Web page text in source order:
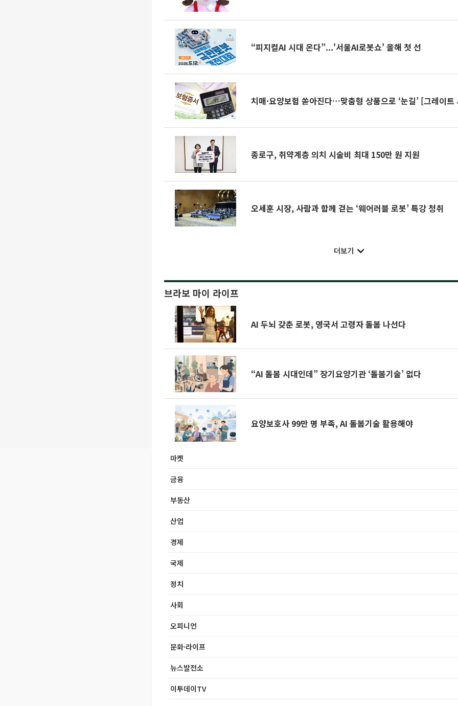
“피지컬AI 시대 온다”...'서울AI로봇쇼' 올해 첫 선
치매·요양보험 쏟아진다…맞춤형 상품으로 ‘눈길’ [그레이
종로구, 취약계층 의치 시술비 최대 150만 원 지원
오세훈 시장, 사람과 함께 걷는 ‘웨어러블 로봇’ 특강 청취
더보기
브라보 마이 라이프
AI 두뇌 갖춘 로봇, 영국서 고령자 돌봄 나선다
“AI 돌봄 시대인데” 장기요양기관 ‘돌봄기술’ 없다
요양보호사 99만 명 부족, AI 돌봄기술 활용해야
마켓
금융
부동산
산업
경제
국제
정치
사회
오피니언
문화·라이프
뉴스발전소
이투데이TV